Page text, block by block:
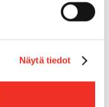
Näytä tiedot